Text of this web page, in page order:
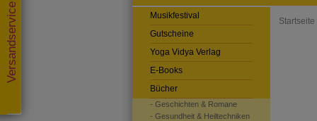
Versandservice Startseite
Musikfestival
Gutscheine
Yoga Vidya Verlag
E-Books
Bücher
- Geschichten & Romane
- Gesundheit & Heiltechniken